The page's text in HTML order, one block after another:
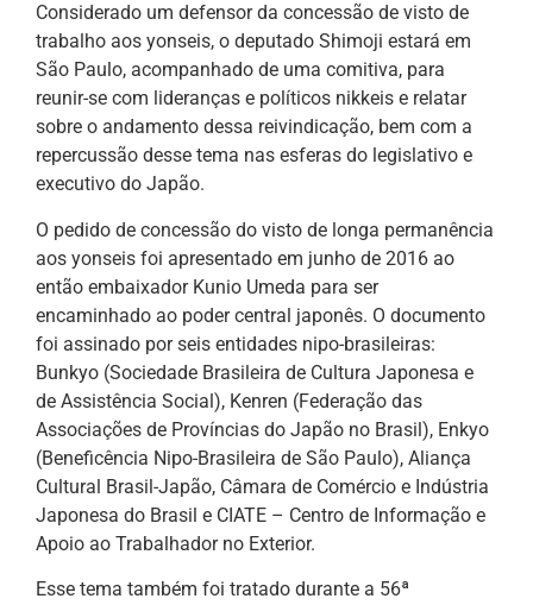
Considerado um defensor da concessão de visto de
trabalho aos yonseis, o deputado Shimoji estará em
São Paulo, acompanhado de uma comitiva, para
reunir-se com lideranças e políticos nikkeis e relatar
sobre o andamento dessa reivindicação, bem com a
repercussão desse tema nas esferas do legislativo e
executivo do Japão.
O pedido de concessão do visto de longa permanência
aos yonseis foi apresentado em junho de 2016 ao
então embaixador Kunio Umeda para ser
encaminhado ao poder central japonês. O documento
foi assinado por seis entidades nipo-brasileiras:
Bunkyo (Sociedade Brasileira de Cultura Japonesa e
de Assistência Social), Kenren (Federação das
Associações de Províncias do Japão no Brasil), Enkyo
(Beneficência Nipo-Brasileira de São Paulo), Aliança
Cultural Brasil-Japão, Câmara de Comércio e Indústria
Japonesa do Brasil e CIATE – Centro de Informação e
Apoio ao Trabalhador no Exterior.
Esse tema também foi tratado durante a 56ª